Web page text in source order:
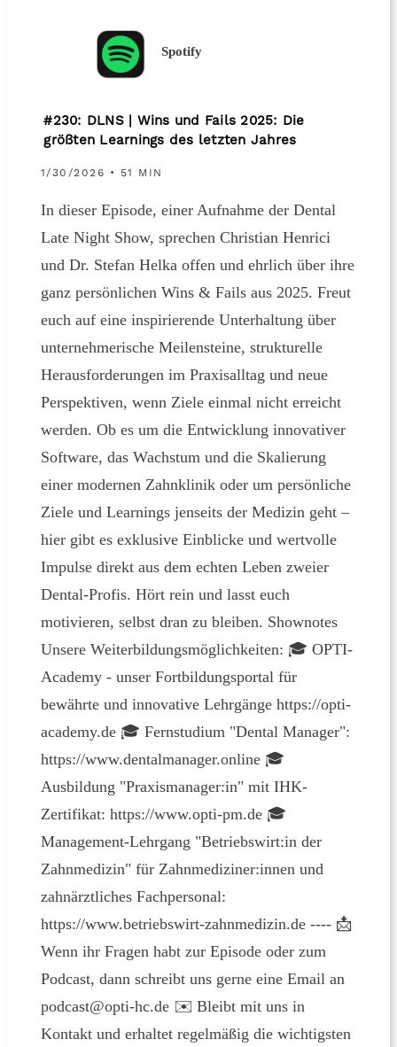
Spotify
#230: DLNS | Wins und Fails 2025: Die
größten Learnings des letzten Jahres
1/30/2026 • 51 MIN
In dieser Episode, einer Aufnahme der Dental
Late Night Show, sprechen Christian Henrici
und Dr. Stefan Helka offen und ehrlich über ihre
ganz persönlichen Wins & Fails aus 2025. Freut
euch auf eine inspirierende Unterhaltung über
unternehmerische Meilensteine, strukturelle
Herausforderungen im Praxisalltag und neue
Perspektiven, wenn Ziele einmal nicht erreicht
werden. Ob es um die Entwicklung innovativer
Software, das Wachstum und die Skalierung
einer modernen Zahnklinik oder um persönliche
Ziele und Learnings jenseits der Medizin geht –
hier gibt es exklusive Einblicke und wertvolle
Impulse direkt aus dem echten Leben zweier
Dental-Profis. Hört rein und lasst euch
motivieren, selbst dran zu bleiben. Shownotes
Unsere Weiterbildungsmöglichkeiten: 🎓 OPTI-
Academy - unser Fortbildungsportal für
bewährte und innovative Lehrgänge https://opti-
academy.de 🎓 Fernstudium "Dental Manager":
https://www.dentalmanager.online 🎓
Ausbildung "Praxismanager:in" mit IHK-
Zertifikat: https://www.opti-pm.de 🎓
Management-Lehrgang "Betriebswirt:in der
Zahnmedizin" für Zahnmediziner:innen und
zahnärztliches Fachpersonal:
https://www.betriebswirt-zahnmedizin.de ---- 📩
Wenn ihr Fragen habt zur Episode oder zum
Podcast, dann schreibt uns gerne eine Email an
podcast@opti-hc.de ✉️ Bleibt mit uns in
Kontakt und erhaltet regelmäßig die wichtigsten